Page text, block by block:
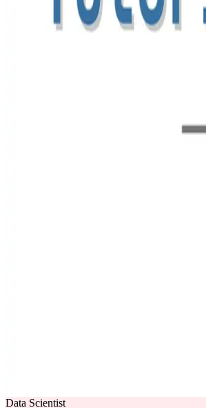
Data Scientist